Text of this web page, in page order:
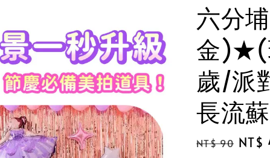
六分
金)★(
歲/派
長流蘇
Regular
NT$ 90 Sale
NT$